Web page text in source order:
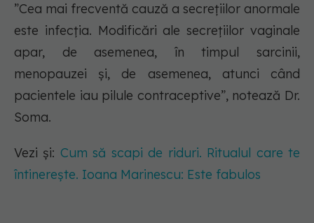
”Cea mai frecventă cauză a secrețiilor anormale
este infecția. Modificări ale secrețiilor vaginale
apar, de asemenea, în timpul sarcinii,
menopauzei și, de asemenea, atunci când
pacientele iau pilule contraceptive”, notează Dr.
Soma.
Vezi și: Cum să scapi de riduri. Ritualul care te
întinerește. Ioana Marinescu: Este fabulos